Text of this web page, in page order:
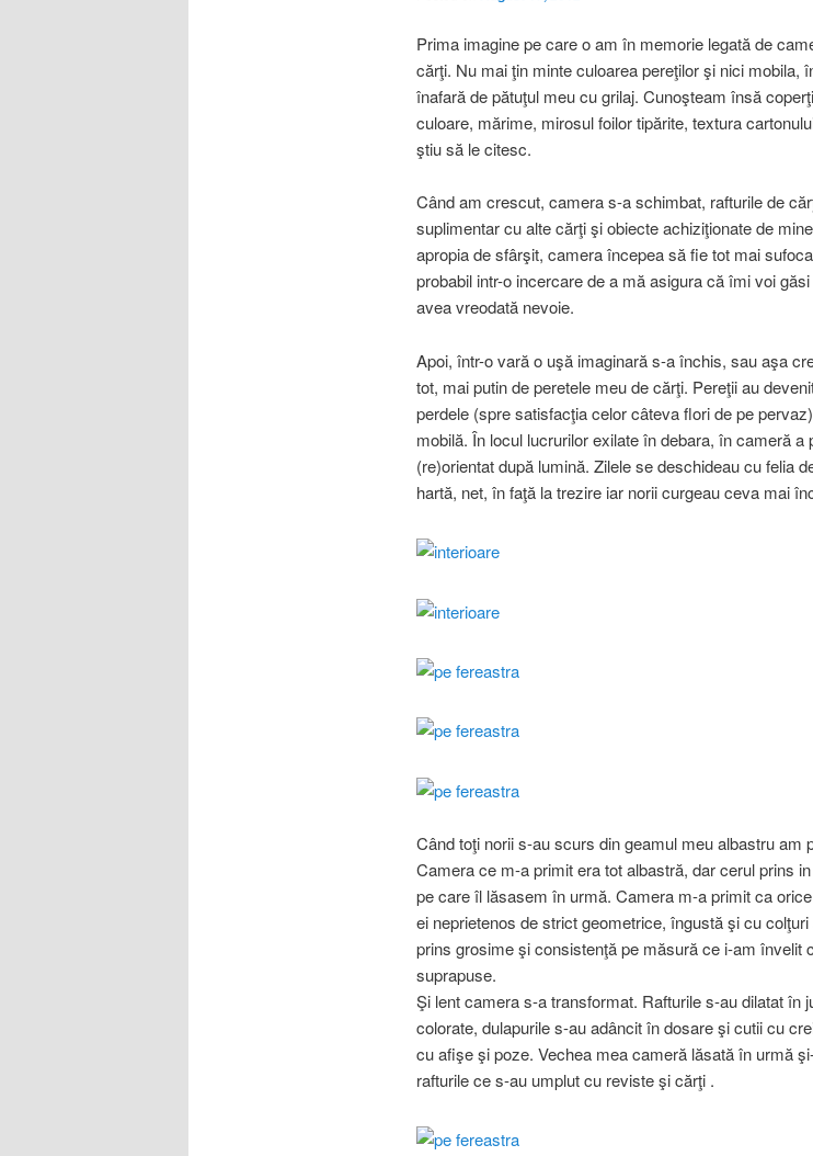
Prima imagine pe care o am în memorie legată de
cărţi. Nu mai ţin minte culoarea pereţilor şi nici mobila,
înafară de pătuţul meu cu grilaj. Cunoşteam însă
culoare, mărime, mirosul foilor tipărite, textura
ştiu să le citesc.
Când am crescut, camera s-a schimbat, rafturile de
suplimentar cu alte cărţi şi obiecte achiziţionate de
apropia de sfârşit, camera începea să fie tot mai
probabil intr-o incercare de a mă asigura că îmi voi
avea vreodată nevoie.
Apoi, într-o vară o uşă imaginară s-a închis, sau aşa
tot, mai putin de peretele meu de cărţi. Pereţii au
perdele (spre satisfacţia celor câteva flori de pe
mobilă. În locul lucrurilor exilate în debara, în cameră
(re)orientat după lumină. Zilele se deschideau cu felia
hartă, net, în faţă la trezire iar norii curgeau ceva mai
Când toţi norii s-au scurs din geamul meu albastru am
Camera ce m-a primit era tot albastră, dar cerul prins
pe care îl lăsasem în urmă. Camera m-a primit ca
ei neprietenos de strict geometrice, îngustă şi cu
prins grosime şi consistenţă pe măsură ce i-am învelit
suprapuse.
Şi lent camera s-a transformat. Rafturile s-au dilatat în
colorate, dulapurile s-au adâncit în dosare şi cutii cu
cu afişe şi poze. Vechea mea cameră lăsată în urmă
rafturile ce s-au umplut cu reviste şi cărţi .